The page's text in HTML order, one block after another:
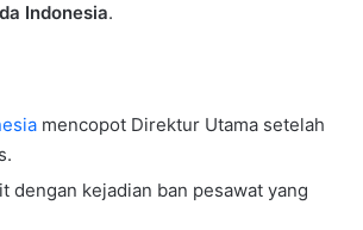
Indonesia.
mencopot Direktur Utama setelah
dengan kejadian ban pesawat yang